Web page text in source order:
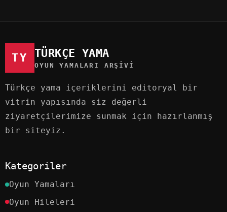
TY TÜRKÇE YAMA
OYUN YAMALARI ARŞIVI
Türkçe yama içeriklerini editoryal bir
vitrin yapısında siz değerli
ziyaretçilerimize sunmak için hazırlanmış
bir siteyiz.
Kategoriler
Oyun Yamaları
Oyun Hileleri